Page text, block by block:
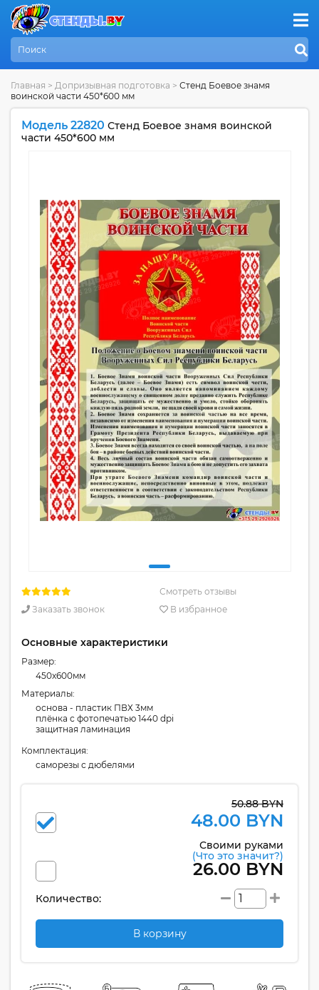
Главная > Допризывная подготовка > Стенд Боевое знамя
воинской части 450*600 мм
Модель 22820 Стенд Боевое знамя воинской
части 450*600 мм
Смотреть отзывы
Заказать звонок
В избранное
Основные характеристики
Размер:
450x600мм
Материалы:
основа - пластик ПВХ 3мм
плёнка с фотопечатью 1440 dpi
защитная ламинация
Комплектация:
cаморезы с дюбелями
50.88 BYN
48.00 BYN
Своими руками
(Что это значит?)
26.00 BYN
Количество:
В корзину